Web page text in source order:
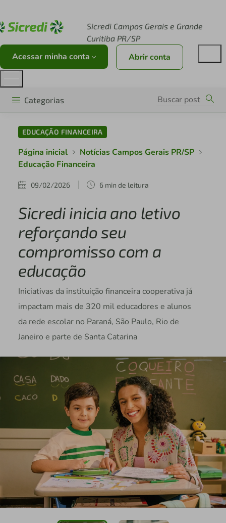
Sicredi Campos Gerais e Grande
Curitiba PR/SP
Acessar minha conta Abrir conta
Categorias
EDUCAÇÃO FINANCEIRA
Página inicial
Notícias Campos Gerais PR/SP
Educação Financeira
09/02/2026 6 min de leitura
Sicredi inicia ano letivo
reforçando seu
compromisso com a
educação
Iniciativas da instituição financeira cooperativa já
impactam mais de 320 mil educadores e alunos
da rede escolar no Paraná, São Paulo, Rio de
Janeiro e parte de Santa Catarina